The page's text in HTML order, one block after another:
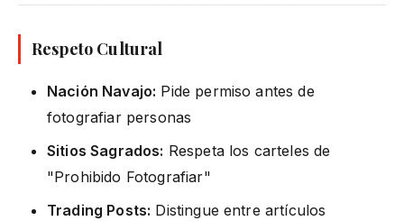
Respeto Cultural
Nación Navajo: Pide permiso antes de
fotografiar personas
Sitios Sagrados: Respeta los carteles de
"Prohibido Fotografiar"
Trading Posts: Distingue entre artículos